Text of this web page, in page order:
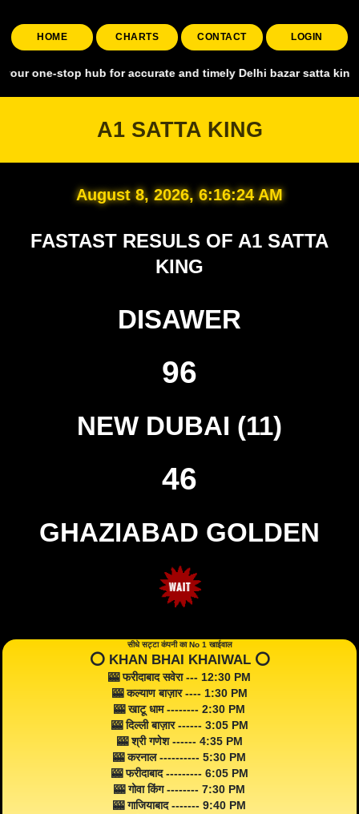
HOME CHARTS CONTACT LOGIN
hub for accurate and timely Delhi bazar satta king,
A1 SATTA KING
August 8, 2026, 6:16:25 AM
FASTAST RESULS OF A1 SATTA
KING
DISAWER
96
NEW DUBAI (11)
46
GHAZIABAD GOLDEN
सीधे सट्टा कंपनी का No 1 खाईवाल
⭕️ KHAN BHAI KHAIWAL ⭕️
🎰 फरीदाबाद सवेरा --- 12:30 PM
🎰 कल्याण बाज़ार ---- 1:30 PM
🎰 खाटू धाम -------- 2:30 PM
🎰 दिल्ली बाज़ार ------ 3:05 PM
🎰 श्री गणेश ------ 4:35 PM
🎰 करनाल ---------- 5:30 PM
🎰 फरीदाबाद --------- 6:05 PM
🎰 गोवा किंग -------- 7:30 PM
🎰 गाजियाबाद ------- 9:40 PM